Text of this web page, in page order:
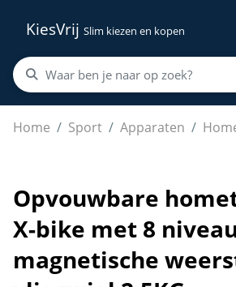
KiesVrij Slim kiezen en kopen
Home Sport Apparaten
Opvouwbare hometrainer - X-
Opvouwbare
X-bike met 8
magnetische